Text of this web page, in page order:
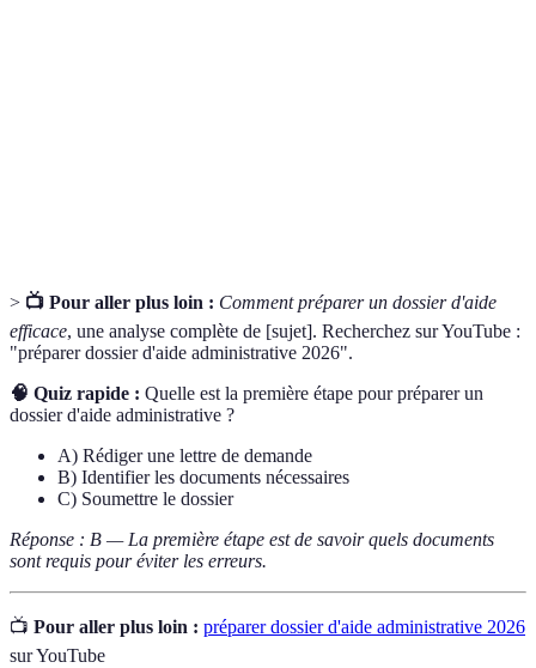
> 📺 Pour aller plus loin : Comment préparer un dossier d'aide
efficace, une analyse complète de [sujet]. Recherchez sur YouTube :
"préparer dossier d'aide administrative 2026".
🧠 Quiz rapide : Quelle est la première étape pour préparer un
dossier d'aide administrative ?
A) Rédiger une lettre de demande
B) Identifier les documents nécessaires
C) Soumettre le dossier
Réponse : B — La première étape est de savoir quels documents
sont requis pour éviter les erreurs.
📺 Pour aller plus loin : préparer dossier d'aide administrative 2026
sur YouTube